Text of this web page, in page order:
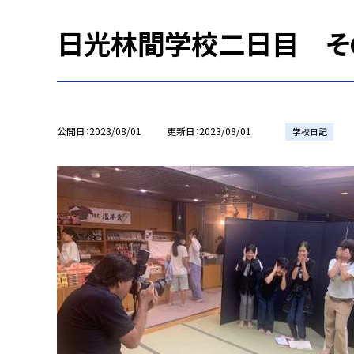
日光林間学校二日目
公開日 2023/08/01 更新日 2023/08/01 学校日記